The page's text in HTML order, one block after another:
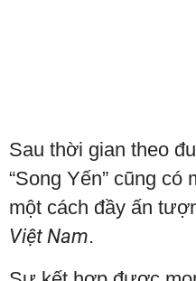
Sau thời gian theo
“Song Yến” cũng có
một cách đầy ấn
Việt Nam.